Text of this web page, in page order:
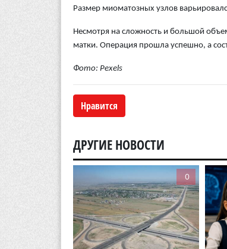
Размер миоматозных узлов
Несмотря на сложность и большой
матки. Операция прошла успешно, а
Фото: Pexels
Нравится
ДРУГИЕ НОВОСТИ
0